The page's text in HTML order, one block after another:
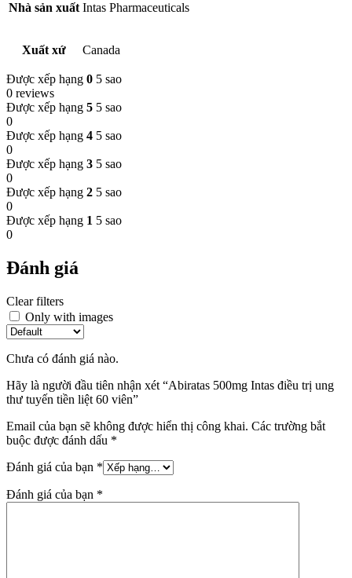
Nhà sản xuất Intas Pharmaceuticals
Xuất xứ Canada
Được xếp hạng 0 5 sao
0 reviews
Được xếp hạng 5 5 sao
0
Được xếp hạng 4 5 sao
0
Được xếp hạng 3 5 sao
0
Được xếp hạng 2 5 sao
0
Được xếp hạng 1 5 sao
0
Đánh giá
Clear filters
Only with images
Chưa có đánh giá nào.
Hãy là người đầu tiên nhận xét “Abiratas 500mg Intas điều trị ung
thư tuyến tiền liệt 60 viên”
Email của bạn sẽ không được hiển thị công khai. Các trường bắt
buộc được đánh dấu *
Đánh giá của bạn *
Đánh giá của bạn *